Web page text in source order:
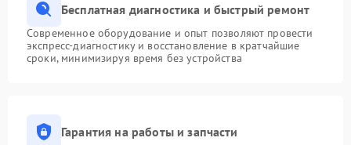
Бесплатная диагностика и быстрый ремонт
Современное оборудование и опыт позволяют провести
экспресс-диагностику и восстановление в кратчайшие
сроки, минимизируя время без устройства
Гарантия на работы и запчасти